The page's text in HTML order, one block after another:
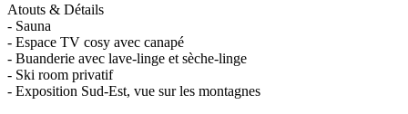
Atouts & Détails
- Sauna
- Espace TV cosy avec canapé
- Buanderie avec lave-linge et sèche-linge
- Ski room privatif
- Exposition Sud-Est, vue sur les montagnes